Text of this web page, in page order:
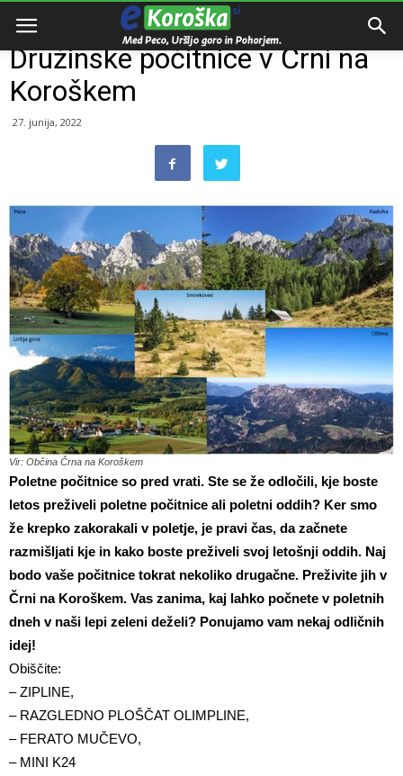
Domov
Družinske počitnice v Črni na
Koroškem
27. junija, 2022
Vir: Občina Črna na Koroškem
Poletne počitnice so pred vrati. Ste se že odločili, kje boste
letos preživeli poletne počitnice ali poletni oddih? Ker smo
že krepko zakorakali v poletje, je pravi čas, da začnete
razmišljati kje in kako boste preživeli svoj letošnji oddih. Naj
bodo vaše počitnice tokrat nekoliko drugačne. Preživite jih v
Črni na Koroškem. Vas zanima, kaj lahko počnete v poletnih
dneh v naši lepi zeleni deželi? Ponujamo vam nekaj odličnih
idej!
Obiščite:
– ZIPLINE,
– RAZGLEDNO PLOŠČAT OLIMPLINE,
– FERATO MUČEVO,
– MINI K24